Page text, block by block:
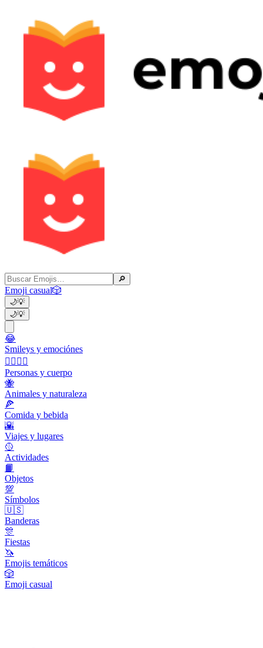
🔎
Emoji casual🎲
🌙💡
🌙💡
😂
Smileys y emociónes
👩‍❤️‍💋‍👨
Personas y cuerpo
🐝
Animales y naturaleza
🍕
Comida y bebida
🌇
Viajes y lugares
🥎
Actividades
📙
Objetos
💯
Símbolos
🇺🇸
Banderas
🎊
Fiestas
🦄
Emojis temáticos
🎲
Emoji casual